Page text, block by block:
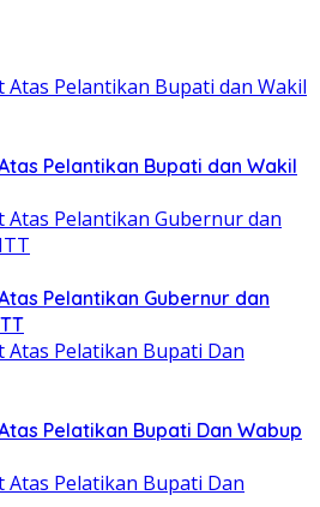
Pelantikan Bupati dan Wakil
Pelantikan Gubernur dan
Pelatikan Bupati Dan Wabup